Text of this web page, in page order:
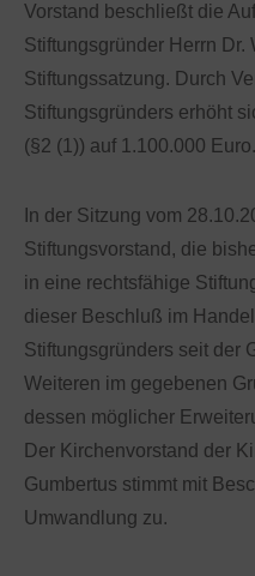
Vorstand beschließt die
Stiftungsgründer Herrn Dr.
Stiftungssatzung. Durch
Stiftungsgründers erhöht
(§2 (1)) auf 1.100.000 Euro.
In der Sitzung vom
Stiftungsvorstand, die
in eine rechtsfähige
dieser Beschluß im
Stiftungsgründers seit der
Weiteren im gegebenen
dessen möglicher
Der Kirchenvorstand der
Gumbertus stimmt mit
Umwandlung zu.